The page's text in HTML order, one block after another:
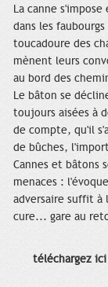
La canne
dans les
toucadoure des
mènent leurs
au bord des
Le bâton se
toujours aisées à
de compte, qu'il
de bûches,
Cannes et bâtons
menaces :
adversaire suffit
cure... gare au
téléchargez